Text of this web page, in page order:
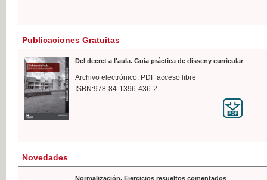
Publicaciones Gratuitas
Del decret a l'aula. Guia práctica de disseny curricular
Archivo electrónico. PDF acceso libre
ISBN:978-84-1396-436-2
Novedades
Normalización. Ejercicios resueltos comentados